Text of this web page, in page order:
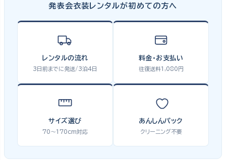
発表会衣装レンタルが初めての方へ
レンタルの流れ
3日前までに発送/3泊4日
料金・お支払い
往復送料1,080円
サイズ選び
70〜170cm対応
あんしんパック
クリーニング不要